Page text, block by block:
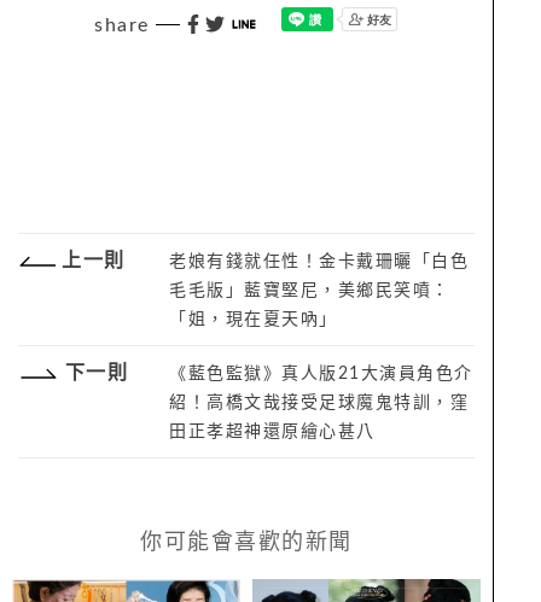
share
上一則
老娘有錢就任性！金卡戴珊曬「白色
毛毛版」藍寶堅尼，美鄉民笑噴：
「姐，現在夏天吶」
下一則
《藍色監獄》真人版21大演員角色介
紹！高橋文哉接受足球魔鬼特訓，窪
田正孝超神還原繪心甚八
你可能會喜歡的新聞